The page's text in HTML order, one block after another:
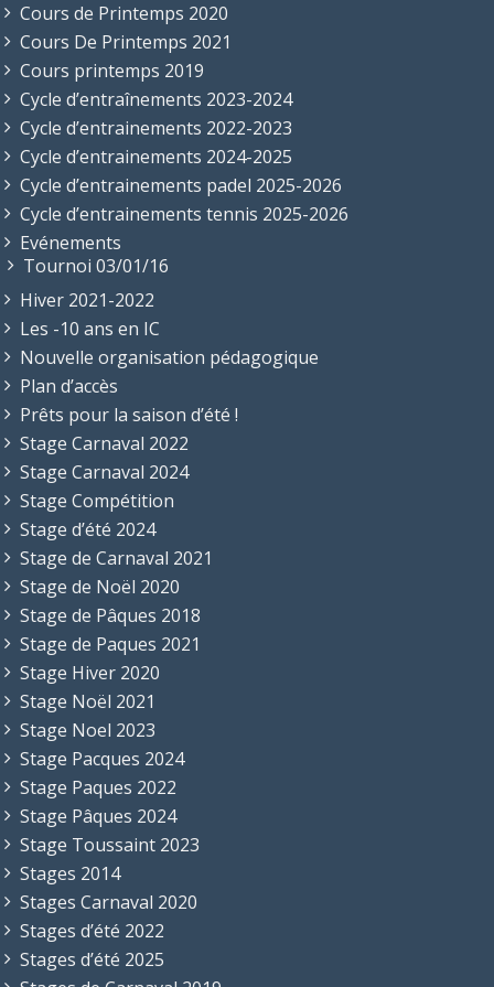
Cours de Printemps 2020
Cours De Printemps 2021
Cours printemps 2019
Cycle d’entraînements 2023-2024
Cycle d’entrainements 2022-2023
Cycle d’entrainements 2024-2025
Cycle d’entrainements padel 2025-2026
Cycle d’entrainements tennis 2025-2026
Evénements
Tournoi 03/01/16
Hiver 2021-2022
Les -10 ans en IC
Nouvelle organisation pédagogique
Plan d’accès
Prêts pour la saison d’été !
Stage Carnaval 2022
Stage Carnaval 2024
Stage Compétition
Stage d’été 2024
Stage de Carnaval 2021
Stage de Noël 2020
Stage de Pâques 2018
Stage de Paques 2021
Stage Hiver 2020
Stage Noël 2021
Stage Noel 2023
Stage Pacques 2024
Stage Paques 2022
Stage Pâques 2024
Stage Toussaint 2023
Stages 2014
Stages Carnaval 2020
Stages d’été 2022
Stages d’été 2025